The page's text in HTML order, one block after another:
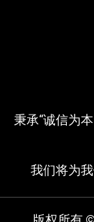
秉承“诚信为
我们将为